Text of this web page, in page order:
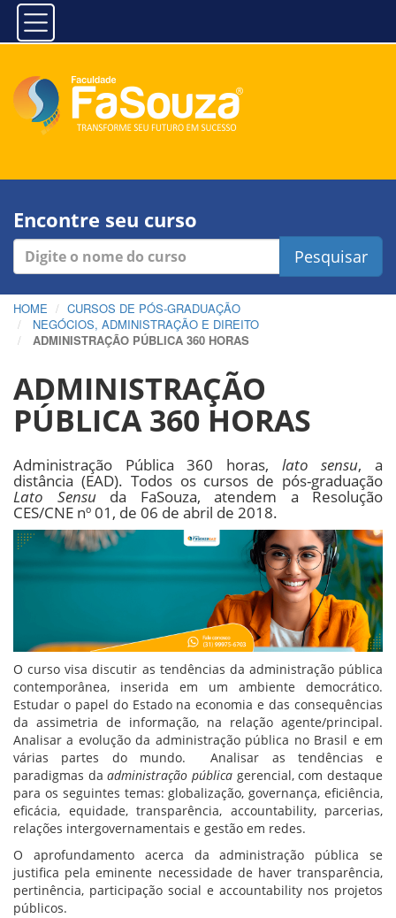
Encontre seu curso
Pesquisar
HOME
CURSOS DE PÓS-GRADUAÇÃO
NEGÓCIOS, ADMINISTRAÇÃO E DIREITO
ADMINISTRAÇÃO PÚBLICA 360 HORAS
ADMINISTRAÇÃO
PÚBLICA 360 HORAS
Administração Pública 360 horas, lato sensu, a
distância (EAD). Todos os cursos de pós-graduação
Lato Sensuda FaSouza, atendem a Resolução
CES/CNE nº 01, de 06 de abril de 2018.
O curso visa discutir as tendências da administração pública
contemporânea, inserida em um ambiente democrático.
Estudar o papel do Estado na economia e das consequências
da assimetria de informação, na relação agente/principal.
Analisar a evolução da administração pública no Brasil e em
várias partes do mundo. Analisar as tendências e
paradigmas daadministração pública gerencial, com destaque
para os seguintes temas: globalização, governança, eficiência,
eficácia, equidade, transparência, accountability, parcerias,
relações intergovernamentais e gestão em redes.
O aprofundamento acerca da administração pública se
justifica pela eminente necessidade de haver transparência,
pertinência, participação social e accountability nos projetos
públicos.